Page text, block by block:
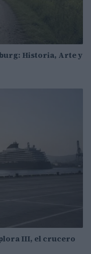
Historia, Arte y
III, el crucero